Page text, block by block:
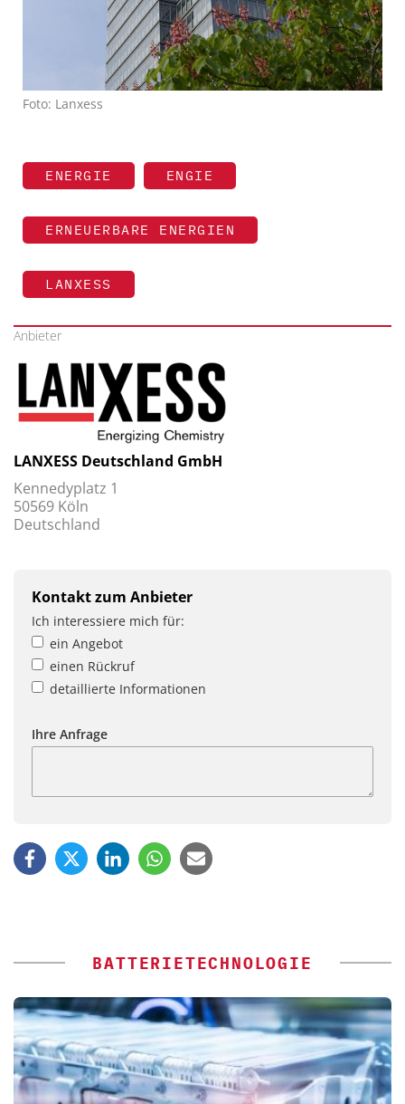
Foto: Lanxess
ENERGIE ENGIE
ERNEUERBARE ENERGIEN
LANXESS
Anbieter
LANXESS Deutschland GmbH
Kennedyplatz 1
50569 Köln
Deutschland
Kontakt zum Anbieter
Ich interessiere mich für:
ein Angebot
einen Rückruf
detaillierte Informationen
Ihre Anfrage
BATTERIETECHNOLOGIE